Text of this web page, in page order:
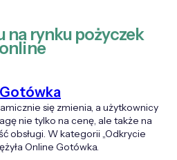
na rynku pożyczek
online
się zmienia, a użytkownicy
nie tylko na cenę, ale także na
obsługi. W kategorii „Odkrycie
Online Gotówka.